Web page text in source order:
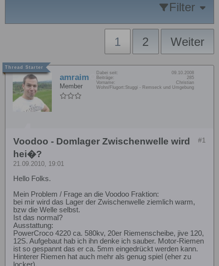
Filter
1 2 Weiter
amraim
Member
Dabei seit:
09.10.2008
Beiträge:
285
Vorname:
Christian
Wohn/Flugort: Stuggi - Remseck und Umgebung
#1
Voodoo - Domlager Zwischenwelle wird
hei�?
21.09.2010, 19:01
Hello Folks.
Mein Problem / Frage an die Voodoo Fraktion:
bei mir wird das Lager der Zwischenwelle ziemlich warm,
bzw die Welle selbst.
Ist das normal?
Ausstattung:
PowerCroco 4220 ca. 580kv, 20er Riemenscheibe, jive 120,
12S. Aufgebaut hab ich ihn denke ich sauber. Motor-Riemen
ist so gespannt das er ca. 5mm eingedrückt werden kann.
Hinterer Riemen hat auch mehr als genug spiel (eher zu